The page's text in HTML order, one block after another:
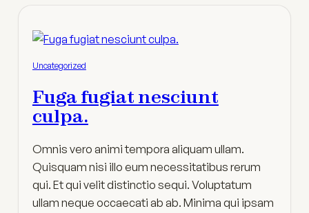
Uncategorized
Fuga fugiat nesciunt
culpa.
Omnis vero animi tempora aliquam ullam.
Quisquam nisi illo eum necessitatibus rerum
qui. Et qui velit distinctio sequi. Voluptatum
ullam neque occaecati ab ab. Minima qui ipsam